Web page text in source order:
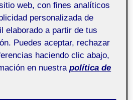
proceso de diseño, llevé a
para obtener una
herramientas que existen
cómo funcionan y cómo
interacción tanto en temas de
delook&feelylayout.
web, con fines analíticos
personalizada de
elaborado a partir de tus
Puedes aceptar, rechazar
haciendo clic abajo,
en nuestra política de